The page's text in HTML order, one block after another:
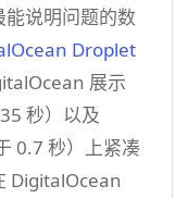
说明问题的数
Droplet
展示
秒）以及
0.7 秒）上紧凑
DigitalOcean